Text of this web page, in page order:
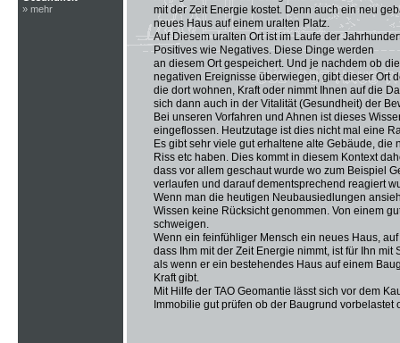
» mehr
mit der Zeit Energie kostet. Denn auch ein neu
neues Haus auf einem uralten Platz.
Auf Diesem uralten Ort ist im Laufe der
Positives wie Negatives. Diese Dinge werden
an diesem Ort gespeichert. Und je nachdem ob
negativen Ereignisse überwiegen, gibt dieser Ort
die dort wohnen, Kraft oder nimmt Ihnen auf die
sich dann auch in der Vitalität (Gesundheit) der
Bei unseren Vorfahren und Ahnen ist dieses
eingeflossen. Heutzutage ist dies nicht mal eine
Es gibt sehr viele gut erhaltene alte Gebäude, die
Riss etc haben. Dies kommt in diesem Kontext
dass vor allem geschaut wurde wo zum Beispiel
verlaufen und darauf dementsprechend reagiert
Wenn man die heutigen Neubausiedlungen
Wissen keine Rücksicht genommen. Von einem
schweigen.
Wenn ein feinfühliger Mensch ein neues Haus,
dass Ihm mit der Zeit Energie nimmt, ist für Ihn mit
als wenn er ein bestehendes Haus auf einem
Kraft gibt.
Mit Hilfe der TAO Geomantie lässt sich vor dem
Immobilie gut prüfen ob der Baugrund vorbelastet